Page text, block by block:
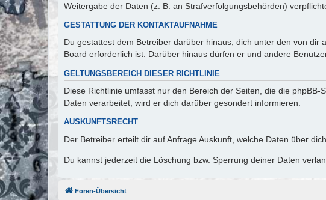
Weitergabe der Daten (z. B. an Strafverfolgungsbehörden)
GESTATTUNG DER KONTAKTAUFNAHME
Du gestattest dem Betreiber darüber hinaus, dich unter den von
Board erforderlich ist. Darüber hinaus dürfen er und andere
GELTUNGSBEREICH DIESER RICHTLINIE
Diese Richtlinie umfasst nur den Bereich der Seiten, die die
Daten verarbeitet, wird er dich darüber gesondert informieren.
AUSKUNFTSRECHT
Der Betreiber erteilt dir auf Anfrage Auskunft, welche Daten über
Du kannst jederzeit die Löschung bzw. Sperrung deiner Daten
Foren-Übersicht